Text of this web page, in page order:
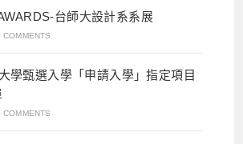
台師大設計系系展
COMMENTS
學甄選入學「申請入學」指定項目
COMMENTS